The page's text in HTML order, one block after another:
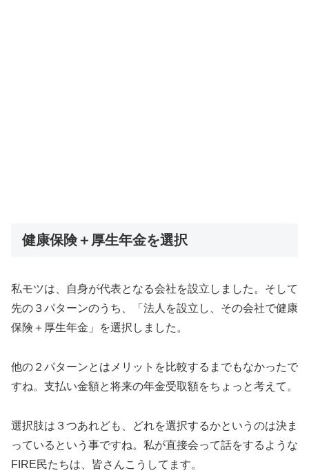
健康保険＋厚生年金を選択
私モツは、自身が代表となる会社を設立しました。そして
先の３パターンのうち、「法人を設立し、その会社で健康
保険＋厚生年金」を選択しました。
他の２パターンとはメリットを比較するまでもなかったで
すね。支払い金額と将来の年金受取額をちょっと考えて。
選択肢は３つあれども、どれを選択するかというのは決ま
っているという事ですね。私が直接会って話をするような
FIRE民たちは、皆さんこうしてます。